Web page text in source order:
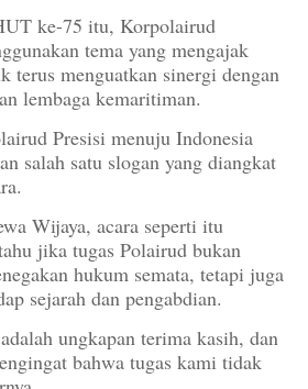
ke-75 itu, Korpolairud
tema yang mengajak
terus menguatkan sinergi dengan
lembaga kemaritiman.
Presisi menuju Indonesia
salah satu slogan yang diangkat
Wijaya, acara seperti itu
jika tugas Polairud bukan
hukum semata, tetapi juga
sejarah dan pengabdian.
ungkapan terima kasih, dan
bahwa tugas kami tidak